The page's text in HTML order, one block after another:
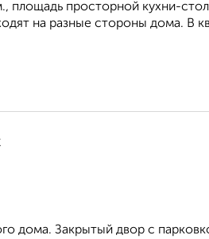
площадь просторной кухни-
на paзные стороны дома. В
дома. Закрытый двор с